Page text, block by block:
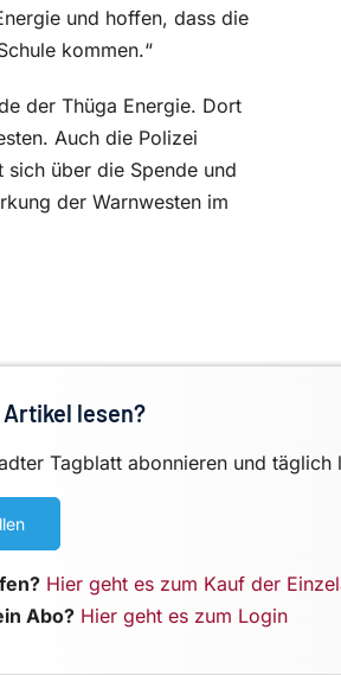
und hoffen, dass die
kommen.“
der Thüga Energie. Dort
Auch die Polizei
über die Spende und
der Warnwesten im
lesen?
Tagblatt abonnieren und täglich
Hier geht es zum Kauf der
Abo? Hier geht es zum Login